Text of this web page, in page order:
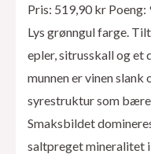
Pris: 519,90 kr Poeng:
Lys grønngul farge.
epler, sitrusskall og et
munnen er vinen slank
syrestruktur som
Smaksbildet
saltpreget mineralitet i